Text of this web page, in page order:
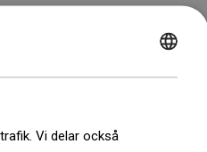
Vi delar också